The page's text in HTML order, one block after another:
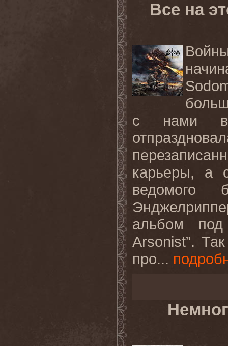
Все на
с нами
карьеры, а
ведомого
альбом
Arsonist”.
про...